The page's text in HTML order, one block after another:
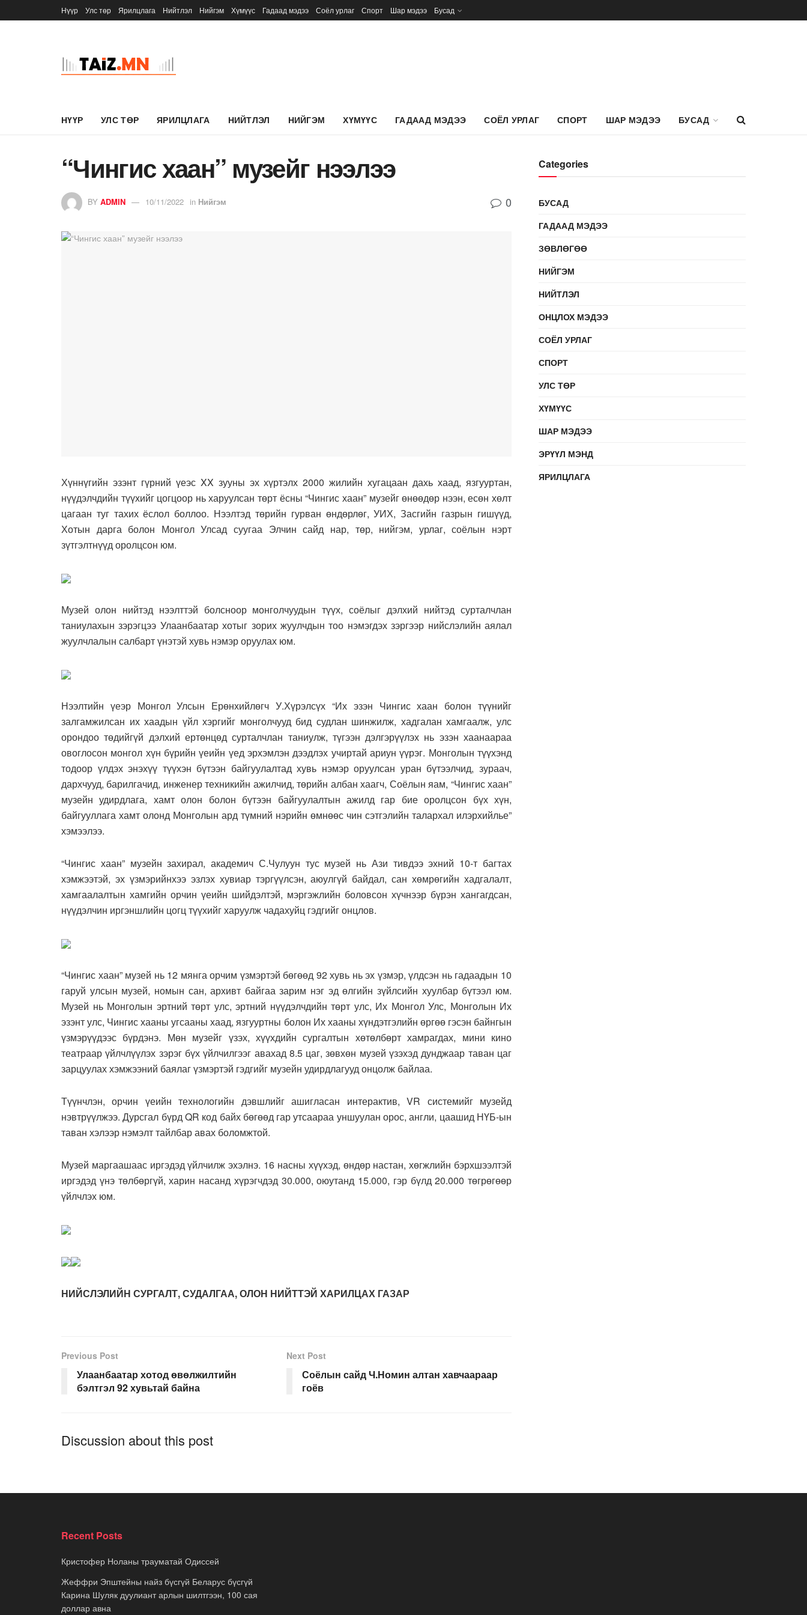
Нүүр Улс төр Ярилцлага Нийтлэл Нийгэм Хүмүүс Гадаад мэдээ Соёл урлаг Спорт Шар мэдээ Бусад
НҮҮР УЛС ТӨР ЯРИЛЦЛАГА НИЙТЛЭЛ НИЙГЭМ ХҮМҮҮС ГАДААД МЭДЭЭ СОЁЛ УРЛАГ СПОРТ ШАР МЭДЭЭ БУСАД
“Чингис хаан” музейг нээлээ
BY ADMIN 10/11/2022 in Нийгэм 0
Хүннүгийн эзэнт гүрний үеэс XX зууны эх хүртэлх 2000 жилийн хугацаан дахь хаад, язгууртан,
нүүдэлчдийн түүхийг цогцоор нь харуулсан төрт ёсны “Чингис хаан” музейг өнөөдөр нээн, есөн хөлт
цагаан туг тахих ёслол боллоо. Нээлтэд төрийн гурван өндөрлөг, УИХ, Засгийн газрын гишүүд,
Хотын дарга болон Монгол Улсад суугаа Элчин сайд нар, төр, нийгэм, урлаг, соёлын нэрт
зүтгэлтнүүд оролцсон юм.
Музей олон нийтэд нээлттэй болсноор монголчуудын түүх, соёлыг дэлхий нийтэд сурталчлан
таниулахын зэрэгцээ Улаанбаатар хотыг зорих жуулчдын тоо нэмэгдэх зэргээр нийслэлийн аялал
жуулчлалын салбарт үнэтэй хувь нэмэр оруулах юм.
Нээлтийн үеэр Монгол Улсын Ерөнхийлөгч У.Хүрэлсүх “Их эзэн Чингис хаан болон түүнийг
залгамжилсан их хаадын үйл хэргийг монголчууд бид судлан шинжилж, хадгалан хамгаалж, улс
орондоо төдийгүй дэлхий ертөнцөд сурталчлан таниулж, түгээн дэлгэрүүлэх нь эзэн хаанаараа
овоглосон монгол хүн бүрийн үеийн үед эрхэмлэн дээдлэх учиртай ариун үүрэг. Монголын түүхэнд
тодоор үлдэх энэхүү түүхэн бүтээн байгуулалтад хувь нэмэр оруулсан уран бүтээлчид, зураач,
дархчууд, барилгачид, инженер техникийн ажилчид, төрийн албан хаагч, Соёлын яам, “Чингис хаан”
музейн удирдлага, хамт олон болон бүтээн байгуулалтын ажилд гар бие оролцсон бүх хүн,
байгууллага хамт олонд Монголын ард түмний нэрийн өмнөөс чин сэтгэлийн талархал илэрхийлье”
хэмээлээ.
“Чингис хаан” музейн захирал, академич С.Чулуун тус музей нь Ази тивдээ эхний 10-т багтах
хэмжээтэй, эх үзмэрийнхээ эзлэх хувиар тэргүүлсэн, аюулгүй байдал, сан хөмрөгийн хадгалалт,
хамгаалалтын хамгийн орчин үеийн шийдэлтэй, мэргэжлийн боловсон хүчнээр бүрэн хангагдсан,
нүүдэлчин иргэншлийн цогц түүхийг харуулж чадахуйц гэдгийг онцлов.
“Чингис хаан” музей нь 12 мянга орчим үзмэртэй бөгөөд 92 хувь нь эх үзмэр, үлдсэн нь гадаадын 10
гаруй улсын музей, номын сан, архивт байгаа зарим нэг эд өлгийн зүйлсийн хуулбар бүтээл юм.
Музей нь Монголын эртний төрт улс, эртний нүүдэлчдийн төрт улс, Их Монгол Улс, Монголын Их
эзэнт улс, Чингис хааны угсааны хаад, язгууртны болон Их хааны хүндэтгэлийн өргөө гэсэн байнгын
үзмэрүүдээс бүрдэнэ. Мөн музейг үзэх, хүүхдийн сургалтын хөтөлбөрт хамрагдах, мини кино
театраар үйлчлүүлэх зэрэг бүх үйлчилгээг авахад 8.5 цаг, зөвхөн музей үзэхэд дунджаар таван цаг
зарцуулах хэмжээний баялаг үзмэртэй гэдгийг музейн удирдлагууд онцолж байлаа.
Түүнчлэн, орчин үеийн технологийн дэвшлийг ашигласан интерактив, VR системийг музейд
нэвтрүүлжээ. Дурсгал бүрд QR код байх бөгөөд гар утсаараа уншуулан орос, англи, цаашид НҮБ-ын
таван хэлээр нэмэлт тайлбар авах боломжтой.
Музей маргаашаас иргэдэд үйлчилж эхэлнэ. 16 насны хүүхэд, өндөр настан, хөгжлийн бэрхшээлтэй
иргэдэд үнэ төлбөргүй, харин насанд хүрэгчдэд 30.000, оюутанд 15.000, гэр бүлд 20.000 төгрөгөөр
үйлчлэх юм.
НИЙСЛЭЛИЙН СУРГАЛТ, СУДАЛГАА, ОЛОН НИЙТТЭЙ ХАРИЛЦАХ ГАЗАР
Previous Post
Улаанбаатар хотод өвөлжилтийн
бэлтгэл 92 хувьтай байна
Next Post
Соёлын сайд Ч.Номин алтан хавчаараар
гоёв
Discussion about this post
Categories
БУСАД
ГАДААД МЭДЭЭ
ЗӨВЛӨГӨӨ
НИЙГЭМ
НИЙТЛЭЛ
ОНЦЛОХ МЭДЭЭ
СОЁЛ УРЛАГ
СПОРТ
УЛС ТӨР
ХҮМҮҮС
ШАР МЭДЭЭ
ЭРҮҮЛ МЭНД
ЯРИЛЦЛАГА
Recent Posts
Кристофер Ноланы трауматай Одиссей
Жеффри Эпштейны найз бүсгүй Беларус бүсгүй
Карина Шуляк дуулиант арлын шилтгээн, 100 сая
доллар авна